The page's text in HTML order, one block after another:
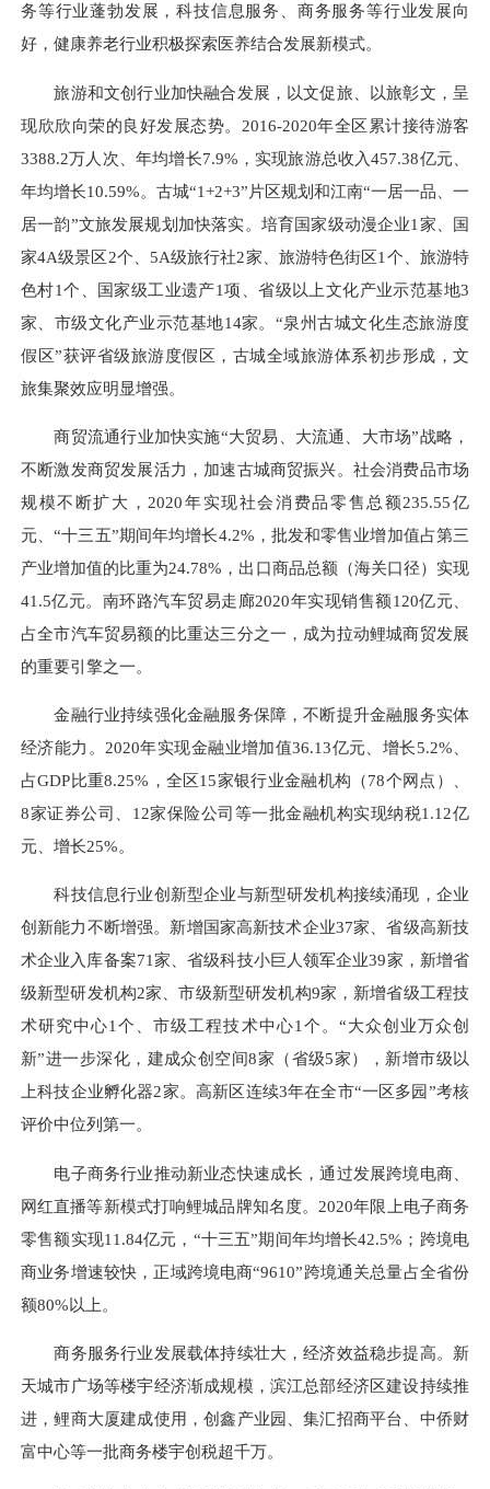
务等行业蓬勃发展，科技信息服务、商务服务等行业发展向
好，健康养老行业积极探索医养结合发展新模式。
旅游和文创行业加快融合发展，以文促旅、以旅彰文，呈
现欣欣向荣的良好发展态势。2016-2020年全区累计接待游客
3388.2万人次、年均增长7.9%，实现旅游总收入457.38亿元、
年均增长10.59%。古城“1+2+3”片区规划和江南“一居一品、一
居一韵”文旅发展规划加快落实。培育国家级动漫企业1家、国
家4A级景区2个、5A级旅行社2家、旅游特色街区1个、旅游特
色村1个、国家级工业遗产1项、省级以上文化产业示范基地3
家、市级文化产业示范基地14家。“泉州古城文化生态旅游度
假区”获评省级旅游度假区，古城全域旅游体系初步形成，文
旅集聚效应明显增强。
商贸流通行业加快实施“大贸易、大流通、大市场”战略，
不断激发商贸发展活力，加速古城商贸振兴。社会消费品市场
规模不断扩大，2020年实现社会消费品零售总额235.55亿
元、“十三五”期间年均增长4.2%，批发和零售业增加值占第三
产业增加值的比重为24.78%，出口商品总额（海关口径）实现
41.5亿元。南环路汽车贸易走廊2020年实现销售额120亿元、
占全市汽车贸易额的比重达三分之一，成为拉动鲤城商贸发展
的重要引擎之一。
金融行业持续强化金融服务保障，不断提升金融服务实体
经济能力。2020年实现金融业增加值36.13亿元、增长5.2%、
占GDP比重8.25%，全区15家银行业金融机构（78个网点）、
8家证券公司、12家保险公司等一批金融机构实现纳税1.12亿
元、增长25%。
科技信息行业创新型企业与新型研发机构接续涌现，企业
创新能力不断增强。新增国家高新技术企业37家、省级高新技
术企业入库备案71家、省级科技小巨人领军企业39家，新增省
级新型研发机构2家、市级新型研发机构9家，新增省级工程技
术研究中心1个、市级工程技术中心1个。“大众创业万众创
新”进一步深化，建成众创空间8家（省级5家），新增市级以
上科技企业孵化器2家。高新区连续3年在全市“一区多园”考核
评价中位列第一。
电子商务行业推动新业态快速成长，通过发展跨境电商、
网红直播等新模式打响鲤城品牌知名度。2020年限上电子商务
零售额实现11.84亿元，“十三五”期间年均增长42.5%；跨境电
商业务增速较快，正域跨境电商“9610”跨境通关总量占全省份
额80%以上。
商务服务行业发展载体持续壮大，经济效益稳步提高。新
天城市广场等楼宇经济渐成规模，滨江总部经济区建设持续推
进，鲤商大厦建成使用，创鑫产业园、集汇招商平台、中侨财
富中心等一批商务楼宇创税超千万。